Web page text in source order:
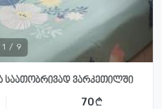
1 / 9
საათობრივად ვარკეთილში
70